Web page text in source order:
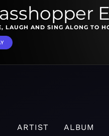
LAUGH AND SING ALONG TO
ARTIST ALBUM